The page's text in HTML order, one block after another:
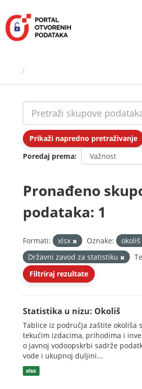
sadržaj
Prikaži napredno pretraživanje
Poredaj prema
Pronađeno
podataka: 1
Formati: xlsx Oznake: okoliš
Državni zavod za statistiku
Filtriraj rezultate
Statistika u nizu: Okoliš
Tablice iz područja zaštite okoliša
tekućim izdacima, prihodima i
o javnoj vodoopskrbi sadrže
vode i ukupnoj duljini...
xlsx